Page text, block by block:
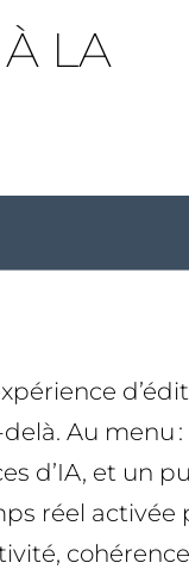
LA
Au menu
d’IA, et un
réel